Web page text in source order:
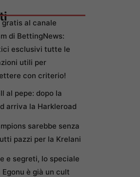
al canale
di BettingNews:
esclusivi tutte le
utili per
con criterio!
al pepe: dopo la
arriva la Harkleroad
sarebbe senza
pazzi per la Krelani
e segreti, lo speciale
Egonu è già un cult